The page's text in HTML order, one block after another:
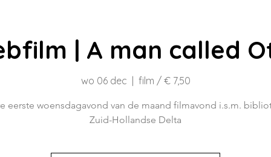
| A man called
wo 06 dec film / € 7,50
eerste woensdagavond van de maand filmavond i.s.m.
Zuid-Hollandse Delta